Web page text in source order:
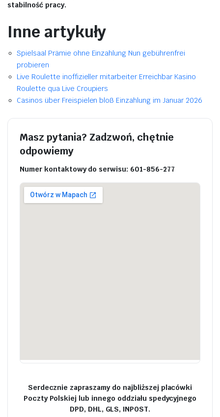
stabilność pracy.
Inne artykuły
Spielsaal Prämie ohne Einzahlung Nun gebührenfrei
probieren
Live Roulette inoffizieller mitarbeiter Erreichbar Kasino
Roulette qua Live Croupiers
Casinos über Freispielen bloß Einzahlung im Januar 2026
Masz pytania? Zadzwoń, chętnie
odpowiemy
Numer kontaktowy do serwisu: 601-856-277
Serdecznie zapraszamy do najbliższej placówki
Poczty Polskiej lub innego oddziału spedycyjnego
DPD, DHL, GLS, INPOST.